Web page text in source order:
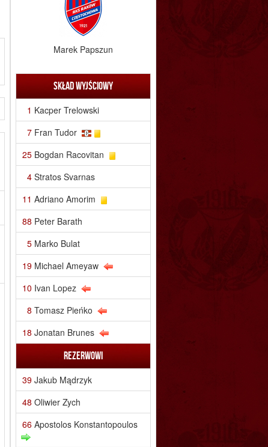
Marek Papszun
Skład wyjściowy
1 Kacper Trelowski
7 Fran Tudor
25 Bogdan Racovitan
4 Stratos Svarnas
11 Adriano Amorim
88 Peter Barath
5 Marko Bulat
19 Michael Ameyaw
10 Ivan Lopez
8 Tomasz Pieńko
18 Jonatan Brunes
Rezerwowi
39 Jakub Mądrzyk
48 Oliwier Zych
66 Apostolos Konstantopoulos